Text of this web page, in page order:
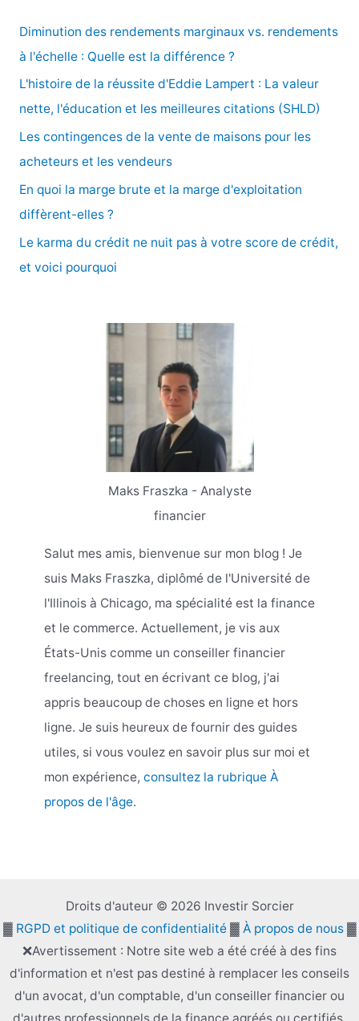
e
r
c
Diminution des rendements marginaux vs. rendements
à l'échelle : Quelle est la différence ?
L'histoire de la réussite d'Eddie Lampert : La valeur
nette, l'éducation et les meilleures citations (SHLD)
Les contingences de la vente de maisons pour les
acheteurs et les vendeurs
En quoi la marge brute et la marge d'exploitation
diffèrent-elles ?
Le karma du crédit ne nuit pas à votre score de crédit,
et voici pourquoi
Maks Fraszka - Analyste
financier
Salut mes amis, bienvenue sur mon blog ! Je
suis Maks Fraszka, diplômé de l'Université de
l'Illinois à Chicago, ma spécialité est la finance
et le commerce. Actuellement, je vis aux
États-Unis comme un conseiller financier
freelancing, tout en écrivant ce blog, j'ai
appris beaucoup de choses en ligne et hors
ligne. Je suis heureux de fournir des guides
utiles, si vous voulez en savoir plus sur moi et
mon expérience, consultez la rubrique À
propos de l'âge.
Droits d'auteur © 2026 Investir Sorcier
▓ RGPD et politique de confidentialité▓ À propos de nous▓
❌Avertissement : Notre site web a été créé à des fins
d'information et n'est pas destiné à remplacer les conseils
d'un avocat, d'un comptable, d'un conseiller financier ou